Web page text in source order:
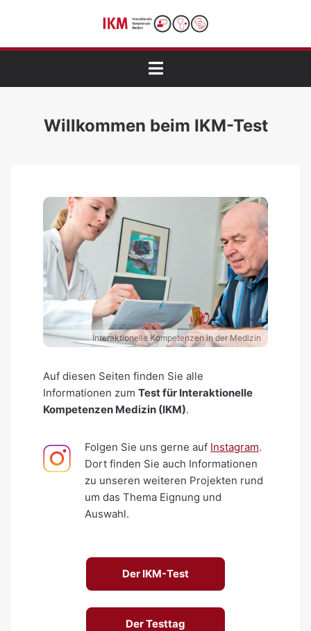
Menü öffnen
Willkommen beim IKM-Test
Interaktionelle Kompetenzen in der Medizin
Auf diesen Seiten finden Sie alle
Informationen zum Test für Interaktionelle
Kompetenzen Medizin (IKM).
Folgen Sie uns gerne auf Instagram.
Dort finden Sie auch Informationen
zu unseren weiteren Projekten rund
um das Thema Eignung und
Auswahl.
Der IKM-Test
Der Testtag